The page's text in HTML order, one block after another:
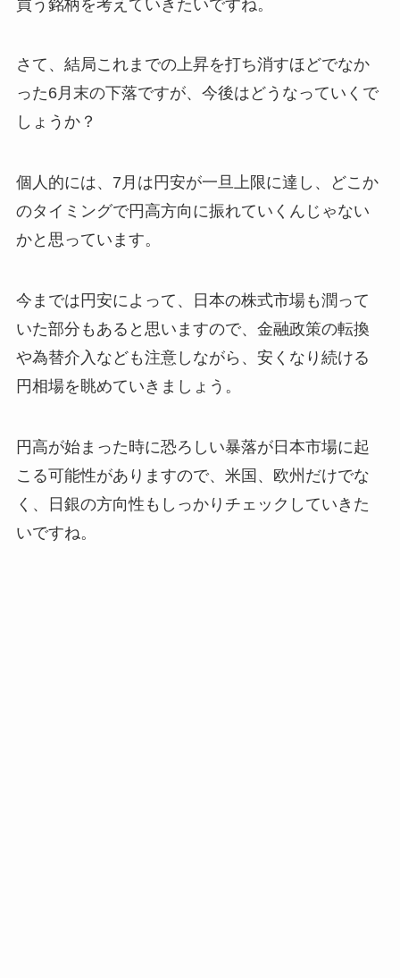
買う銘柄を考えていきたいですね。
さて、結局これまでの上昇を打ち消すほどでなか
った6月末の下落ですが、今後はどうなっていくで
しょうか？
個人的には、7月は円安が一旦上限に達し、どこか
のタイミングで円高方向に振れていくんじゃない
かと思っています。
今までは円安によって、日本の株式市場も潤って
いた部分もあると思いますので、金融政策の転換
や為替介入なども注意しながら、安くなり続ける
円相場を眺めていきましょう。
円高が始まった時に恐ろしい暴落が日本市場に起
こる可能性がありますので、米国、欧州だけでな
く、日銀の方向性もしっかりチェックしていきた
いですね。